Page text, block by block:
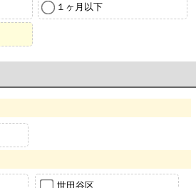
１ヶ月以下
世田谷区